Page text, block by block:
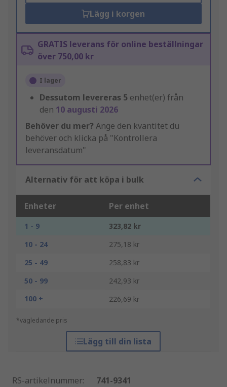
Lägg i korgen
GRATIS leverans för online beställningar
över 750,00 kr
I lager
Dessutom levereras 5 enhet(er) från
den 10 augusti 2026
Behöver du mer? Ange den kvantitet du
behöver och klicka på "Kontrollera
leveransdatum"
Alternativ för att köpa i bulk
Enheter Per enhet
1 - 9
323,82 kr
10 - 24
275,18 kr
25 - 49
258,83 kr
50 - 99
242,93 kr
100 +
226,69 kr
*vägledande pris
Lägg till din lista
RS-artikelnummer:
741-9341